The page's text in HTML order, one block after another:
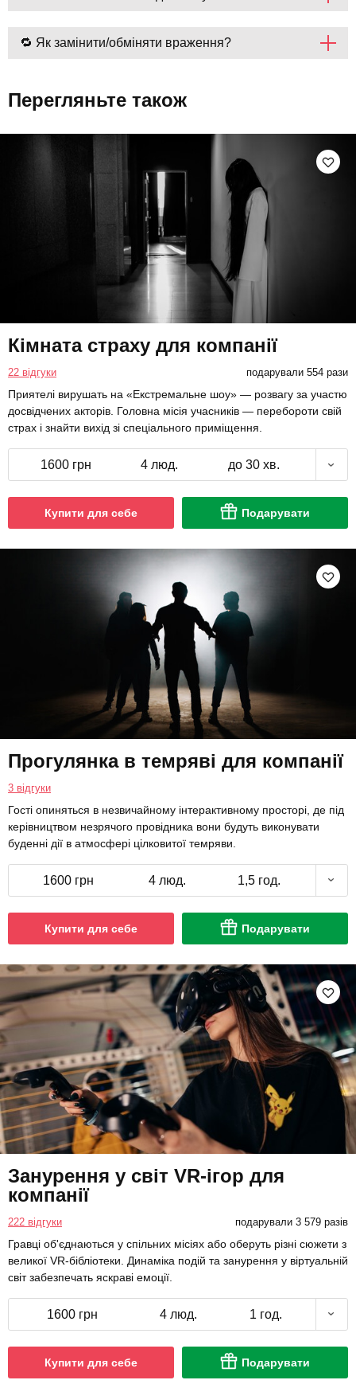
🔁 Як замінити/обміняти враження?
Перегляньте також
Кімната страху для компанії
22 відгуки подарували 554 рази
Приятелі вирушать на «Екстремальне шоу» — розвагу за участю
досвідчених акторів. Головна місія учасників — перебороти свій
страх і знайти вихід зі спеціального приміщення.
1600 грн 4 люд. до 30 хв.
Купити для себе Подарувати
Прогулянка в темряві для компанії
3 відгуки
Гості опиняться в незвичайному інтерактивному просторі, де під
керівництвом незрячого провідника вони будуть виконувати
буденні дії в атмосфері цілковитої темряви.
1600 грн 4 люд. 1,5 год.
Купити для себе Подарувати
Занурення у світ VR-ігор для
компанії
222 відгуки подарували 3 579 разів
Гравці об'єднаються у спільних місіях або оберуть різні сюжети з
великої VR-бібліотеки. Динаміка подій та занурення у віртуальній
світ забезпечать яскраві емоції.
1600 грн 4 люд. 1 год.
Купити для себе Подарувати